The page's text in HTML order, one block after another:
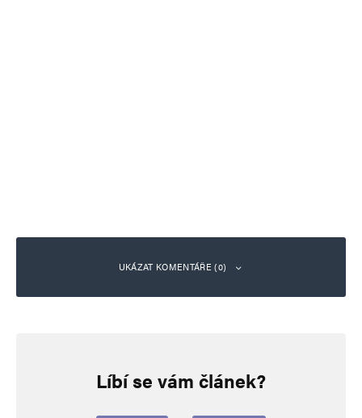
UKÁZAT KOMENTÁŘE (0)
Vaše e-mailová adresa nebude zveřejněna. Vyžadované informace jsou
Líbí se vám článek?